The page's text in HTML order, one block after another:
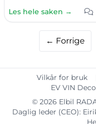
Les hele saken →
← Forrige
Vilkår for bruk
EV VIN
© 2026 Elbil
Daglig leder (CEO):